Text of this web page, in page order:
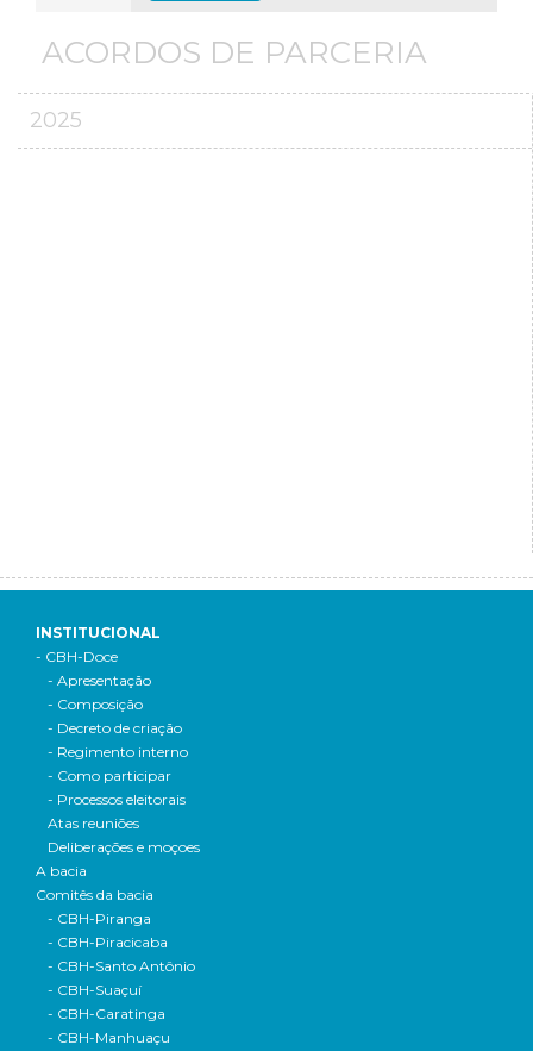
ACORDOS DE PARCERIA
2025
INSTITUCIONAL
- CBH-Doce
- Apresentação
- Composição
- Decreto de criação
- Regimento interno
- Como participar
- Processos eleitorais
Atas reuniões
Deliberações e moçoes
A bacia
Comitês da bacia
- CBH-Piranga
- CBH-Piracicaba
- CBH-Santo Antônio
- CBH-Suaçuí
- CBH-Caratinga
- CBH-Manhuaçu